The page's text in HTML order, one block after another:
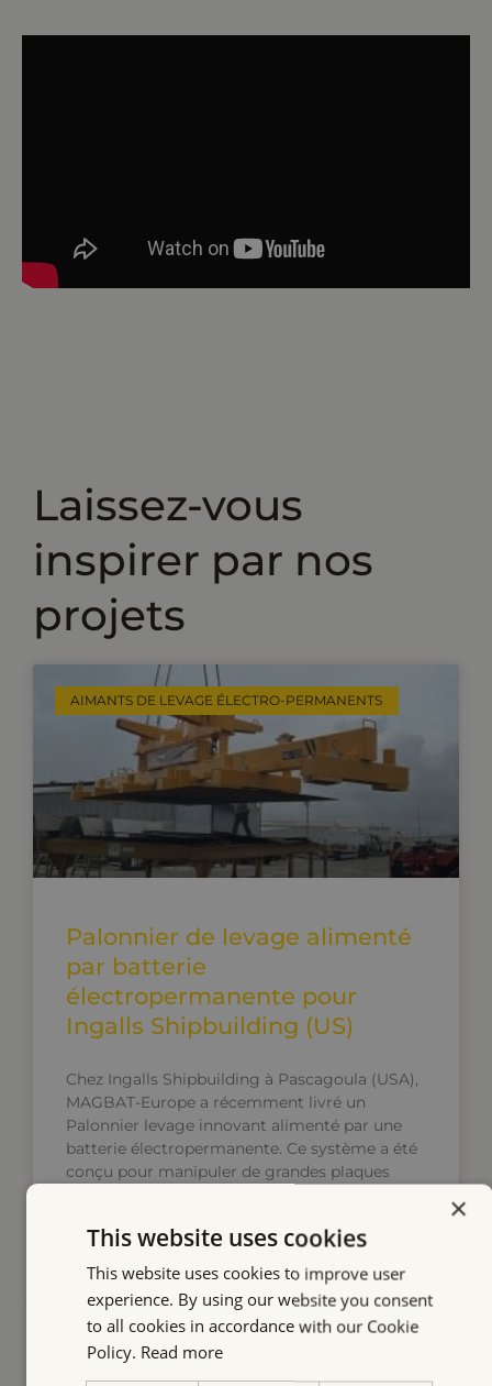
Laissez-vous
inspirer par nos
projets
AIMANTS DE LEVAGE ÉLECTRO-PERMANENTS
Palonnier de levage alimenté
par batterie
électropermanente pour
Ingalls Shipbuilding (US)
Chez Ingalls Shipbuilding à Pascagoula (USA),
MAGBAT-Europe a récemment livré un
Palonnier levage innovant alimenté par une
batterie électropermanente. Ce système a été
conçu pour manipuler de grandes plaques
×
This website uses cookies
This website uses cookies to improve user
experience. By using our website you consent
to all cookies in accordance with our Cookie
Policy. Read more